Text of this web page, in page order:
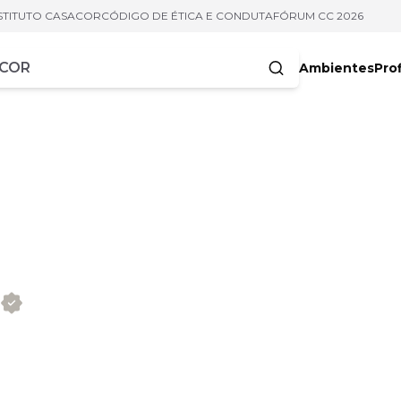
CASACORCÓDIGO DE ÉTICA E CONDUTAFÓRUM CC 2026
Ambientes